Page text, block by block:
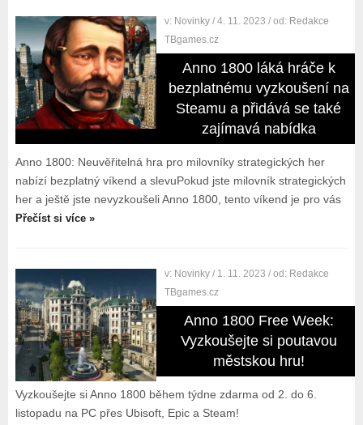
v: Novinky / 4. 11. 2023 / od: Redakce
TBgames.cz
Anno 1800 láká hráče k
bezplatnému vyzkoušení na
Steamu a přidává se také
zajímavá nabídka
Anno 1800: Neuvěřitelná hra pro milovníky strategických her
nabízí bezplatný víkend a slevuPokud jste milovník strategických
her a ještě jste nevyzkoušeli Anno 1800, tento víkend je pro vás
Přečíst si více »
v: Novinky / 1. 11. 2023 / od: Redakce
TBgames.cz
Anno 1800 Free Week:
Vyzkoušejte si poutavou
městskou hru!
Vyzkoušejte si Anno 1800 během týdne zdarma od 2. do 6.
listopadu na PC přes Ubisoft, Epic a Steam!